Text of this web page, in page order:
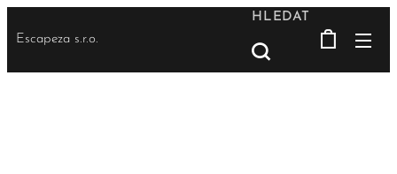
Escapeza s.r.o.
HLEDAT